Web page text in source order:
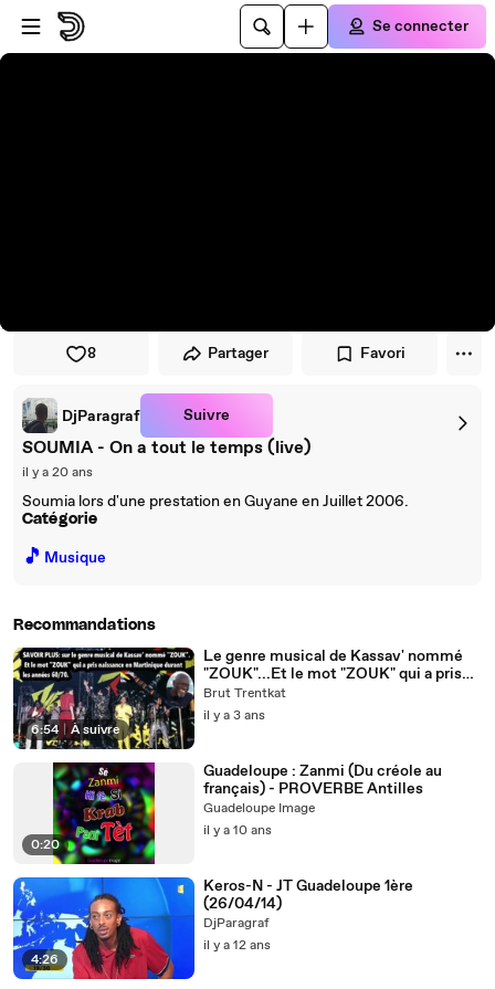
Passer au player
Passer au contenu principal
Se connecter
8 Partager Favori
DjParagraf Suivre
SOUMIA - On a tout le temps (live)
il y a 20 ans
Soumia lors d'une prestation en Guyane en Juillet 2006.
Catégorie
🎵 Musique
Recommandations
6:54 | À suivre
Le genre musical de Kassav' nommé
"ZOUK"...Et le mot "ZOUK" qui a pris
naissance en Martinique durant les
années 60/70.
Brut Trentkat
il y a 3 ans
0:20
Guadeloupe : Zanmi (Du créole au
français) - PROVERBE Antilles
Guadeloupe Image
il y a 10 ans
4:26
Keros-N - JT Guadeloupe 1ère
(26/04/14)
DjParagraf
il y a 12 ans